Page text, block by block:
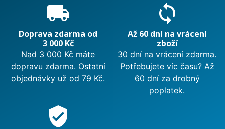
local_shipping
Doprava zdarma od
3 000 Kč
Nad 3 000 Kč máte
dopravu zdarma. Ostatní
objednávky už od 79 Kč.
sync
Až 60 dní na vrácení
zboží
30 dní na vrácení zdarma.
Potřebujete víc času? Až
60 dní za drobný
poplatek.
verified_user